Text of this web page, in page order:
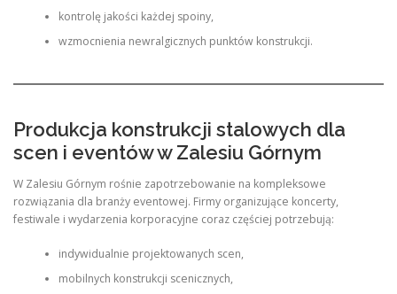
kontrolę jakości każdej spoiny,
wzmocnienia newralgicznych punktów konstrukcji.
Produkcja konstrukcji stalowych dla
scen i eventów w Zalesiu Górnym
W Zalesiu Górnym rośnie zapotrzebowanie na kompleksowe
rozwiązania dla branży eventowej. Firmy organizujące koncerty,
festiwale i wydarzenia korporacyjne coraz częściej potrzebują:
indywidualnie projektowanych scen,
mobilnych konstrukcji scenicznych,